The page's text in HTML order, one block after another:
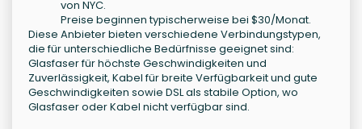
von NYC.
Preise beginnen typischerweise bei $30/Monat.
Diese Anbieter bieten verschiedene Verbindungstypen,
die für unterschiedliche Bedürfnisse geeignet sind:
Glasfaser für höchste Geschwindigkeiten und
Zuverlässigkeit, Kabel für breite Verfügbarkeit und gute
Geschwindigkeiten sowie DSL als stabile Option, wo
Glasfaser oder Kabel nicht verfügbar sind.